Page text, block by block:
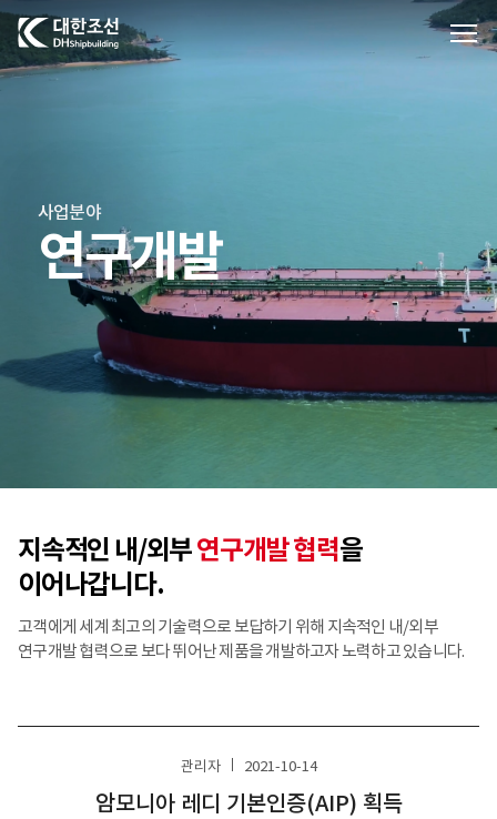
대한조선주식회사
사업분야
연구개발
지속적인 내/외부연구개발 협력을
이어나갑니다.
고객에게 세계 최고의 기술력으로 보답하기 위해 지속적인 내/외부
연구개발 협력으로 보다 뛰어난 제품을 개발하고자 노력하고 있습니다.
관리자 2021-10-14
암모니아 레디 기본인증(AIP) 획득